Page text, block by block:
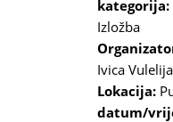
kategorija:
Izložba
Ivica Vulelija
Lokacija:
datum/